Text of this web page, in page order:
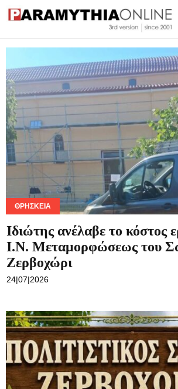
Γενικά
Αφιερώματα
Τουρισμός
Οικονομία
Ροή
ΘΡΗΣΚΕΊΑ
Ιδιώτης ανέλαβε το κόστος
Ι.Ν. Μεταμορφώσεως του
Ζερβοχώρι
24|07|2026